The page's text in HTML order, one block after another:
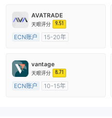
AVATRADE
天眼评分 9.51
ECN账户
15-20年
主标MT4
vantage
天眼评分 8.71
ECN账户
10-15年